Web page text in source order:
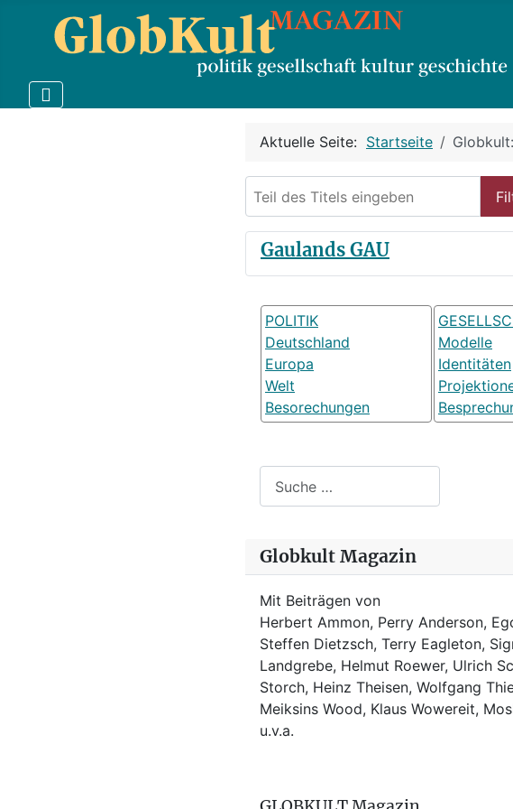
Aktuelle Seite: Startseite
Gaulands GAU
POLITIK
Deutschland
Europa
Welt
Besorechungen
Modelle
Identitäten
Globkult Magazin
Mit Beiträgen von
Herbert Ammon, Perry Anderson,
Steffen Dietzsch, Terry Eagleton,
Landgrebe, Helmut Roewer, Ulrich
Storch, Heinz Theisen, Wolfgang
Meiksins Wood, Klaus Wowereit,
u.v.a.